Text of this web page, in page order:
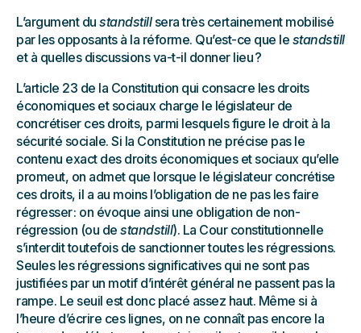
L’argument du standstill sera très certainement mobilisé
par les opposants à la réforme. Qu’est-ce que le standstill
et à quelles discussions va-t-il donner lieu ?
L’article 23 de la Constitution qui consacre les droits
économiques et sociaux charge le législateur de
concrétiser ces droits, parmi lesquels figure le droit à la
sécurité sociale. Si la Constitution ne précise pas le
contenu exact des droits économiques et sociaux qu’elle
promeut, on admet que lorsque le législateur concrétise
ces droits, il a au moins l’obligation de ne pas les faire
régresser : on évoque ainsi une obligation de non-
régression (ou de standstill). La Cour constitutionnelle
s’interdit toutefois de sanctionner toutes les régressions.
Seules les régressions significatives qui ne sont pas
justifiées par un motif d’intérêt général ne passent pas la
rampe. Le seuil est donc placé assez haut. Même si à
l’heure d’écrire ces lignes, on ne connaît pas encore la